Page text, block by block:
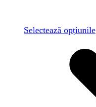
Selectează opțiunile